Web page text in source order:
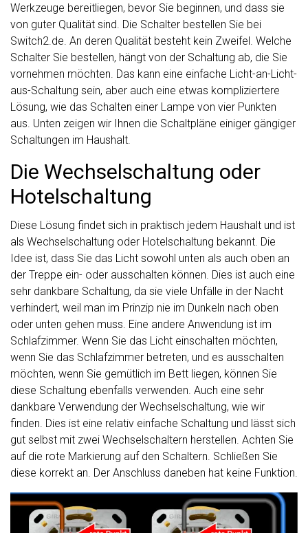
Werkzeuge bereitliegen, bevor Sie beginnen, und dass sie
von guter Qualität sind. Die Schalter bestellen Sie bei
Switch2.de. An deren Qualität besteht kein Zweifel. Welche
Schalter Sie bestellen, hängt von der Schaltung ab, die Sie
vornehmen möchten. Das kann eine einfache Licht-an-Licht-
aus-Schaltung sein, aber auch eine etwas kompliziertere
Lösung, wie das Schalten einer Lampe von vier Punkten
aus. Unten zeigen wir Ihnen die Schaltpläne einiger gängiger
Schaltungen im Haushalt.
Die Wechselschaltung oder
Hotelschaltung
Diese Lösung findet sich in praktisch jedem Haushalt und ist
als Wechselschaltung oder Hotelschaltung bekannt. Die
Idee ist, dass Sie das Licht sowohl unten als auch oben an
der Treppe ein- oder ausschalten können. Dies ist auch eine
sehr dankbare Schaltung, da sie viele Unfälle in der Nacht
verhindert, weil man im Prinzip nie im Dunkeln nach oben
oder unten gehen muss. Eine andere Anwendung ist im
Schlafzimmer. Wenn Sie das Licht einschalten möchten,
wenn Sie das Schlafzimmer betreten, und es ausschalten
möchten, wenn Sie gemütlich im Bett liegen, können Sie
diese Schaltung ebenfalls verwenden. Auch eine sehr
dankbare Verwendung der Wechselschaltung, wie wir
finden. Dies ist eine relativ einfache Schaltung und lässt sich
gut selbst mit zwei Wechselschaltern herstellen. Achten Sie
auf die rote Markierung auf den Schaltern. Schließen Sie
diese korrekt an. Der Anschluss daneben hat keine Funktion.